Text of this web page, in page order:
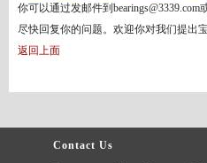
你可以通过发邮件到bearings@3339.com
尽快回复你的问题。欢迎你对我们提出
返回上面
Contact Us